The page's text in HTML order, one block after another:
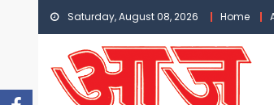
Skip
content
Saturday, August 08, 2026 Home